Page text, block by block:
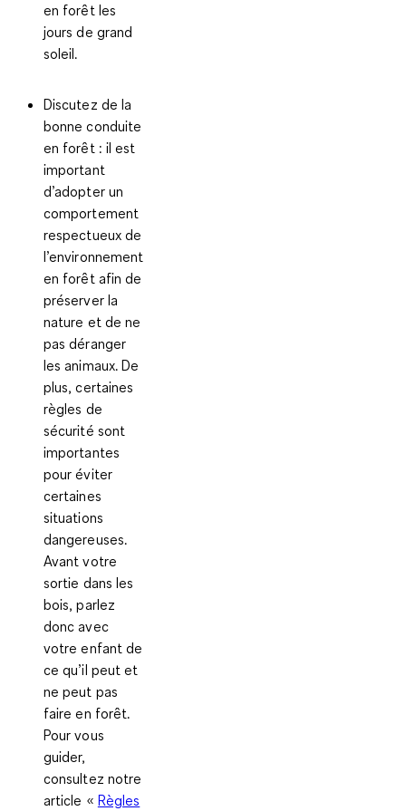
en forêt les
jours de grand
soleil.
Discutez de la
bonne conduite
en forêt: il est
important
d’adopter un
comportement
respectueux de
l’environnement
en forêt afin de
préserver la
nature et de ne
pas déranger
les animaux. De
plus, certaines
règles de
sécurité sont
importantes
pour éviter
certaines
situations
dangereuses.
Avant votre
sortie dans les
bois, parlez
donc avec
votre enfant de
ce qu’il peut et
ne peut pas
faire en forêt.
Pour vous
guider,
consultez notre
article « Règles